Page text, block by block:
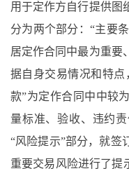
用于定作方自行提供图
分为两个部分：“主要
居定作合同中最为重要
据自身交易情况和特点
款”为定作合同中中较
量标准、验收、违约
“风险提示”部分，就签
重要交易风险进行了提